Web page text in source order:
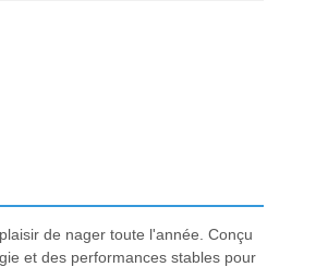
de nager toute l'année. Conçu
et des performances stables pour